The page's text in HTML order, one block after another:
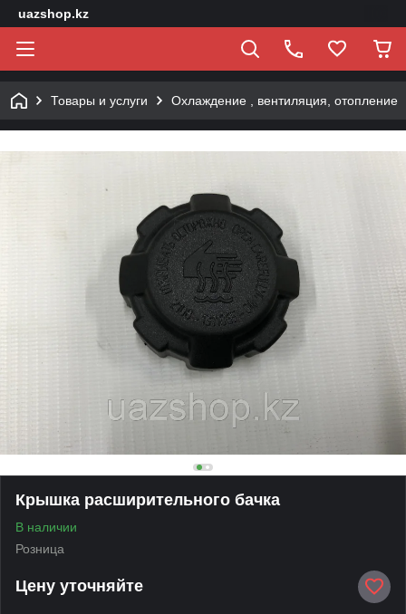
uazshop.kz
Товары и услуги Охлаждение , вентиляция, отопление
Крышка расширительного бачка
В наличии
Розница
Цену уточняйте